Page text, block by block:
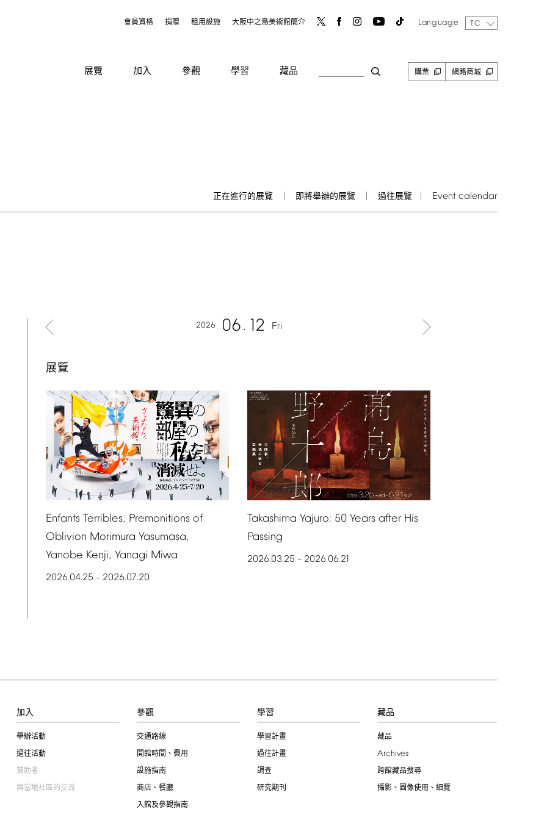
會員資格 捐贈 租用設施 大阪中之島美術館簡介 Language TC
展覽 加入 參觀 學習 藏品 購票 網路商城
正在進行的展覽 即將舉辦的展覽 過往展覽 Event calendar
2026 06 12 Fri
展覽
Enfants Terribles, Premonitions of
Oblivion Morimura Yasumasa,
Yanobe Kenji, Yanagi Miwa
2026.04.25 – 2026.07.20
Takashima Yajuro: 50 Years after His
Passing
2026.03.25 – 2026.06.21
加入
舉辦活動
過往活動
贊助者
與當地社區的交流
參觀
交通路線
開館時間、費用
設施指南
商店、餐廳
入館及參觀指南
學習
學習計畫
過往計畫
調查
研究期刊
藏品
藏品
Archives
跨館藏品搜尋
攝影、圖像使用、細覽